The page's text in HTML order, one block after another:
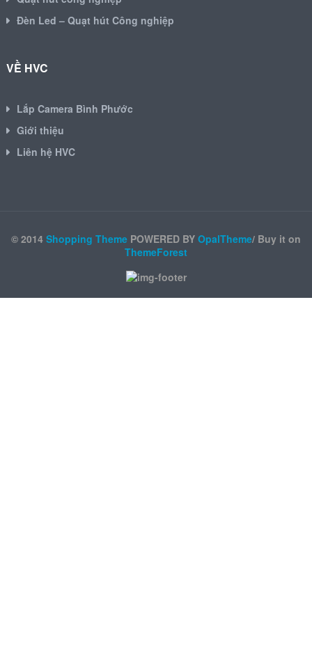
Đèn Led – Quạt hút Công nghiệp
VỀ HVC
Lắp Camera Bình Phước
Giới thiệu
Liên hệ HVC
© 2014 Shopping Theme POWERED BY OpalTheme/ Buy it on
ThemeForest